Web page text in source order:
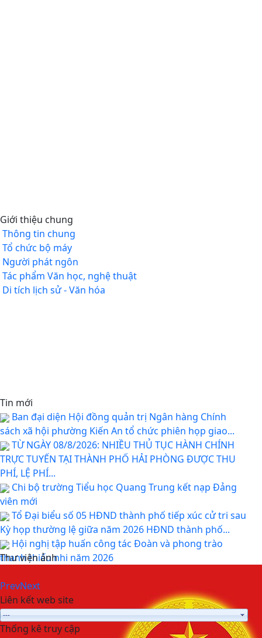
Giới thiệu chung
Thông tin chung
Tổ chức bộ máy
Người phát ngôn
Tác phẩm Văn học, nghệ thuật
Di tích lịch sử - Văn hóa
Tin mới
Ban đại diện Hội đồng quản trị Ngân hàng Chính
sách xã hội phường Kiến An tổ chức phiên họp giao...
TỪ NGÀY 08/8/2026: NHIỀU THỦ TỤC HÀNH CHÍNH
TRỰC TUYẾN TẠI THÀNH PHỐ HẢI PHÒNG ĐƯỢC THU
PHÍ, LỆ PHÍ...
Chi bộ trường Tiểu học Quang Trung kết nạp Đảng
viên mới
Tổ Đại biểu số 05 HĐND thành phố tiếp xúc cử tri sau
Kỳ họp thường lệ giữa năm 2026 HĐND thành phố...
Hội nghị tập huấn công tác Đoàn và phong trào
thanh thiếu nhi năm 2026
Thư viện ảnh
PrevNext
Liên kết web site
Thống kê truy cập